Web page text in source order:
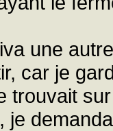
une
car je
trouvait
je